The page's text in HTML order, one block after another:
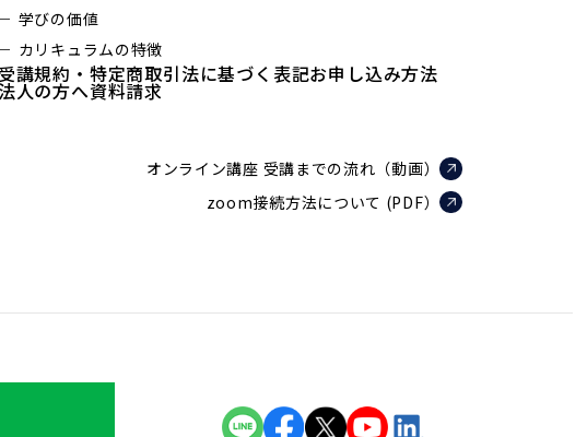
学びの価値
カリキュラムの特徴
受講規約・特定商取引法に基づく表記お申し込み方法
法人の方へ資料請求
オンライン講座 受講までの流れ（動画）
zoom接続方法について (PDF）